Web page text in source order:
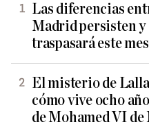
Las diferencias
Madrid persisten y
traspasará este mes
El misterio de Lalla
cómo vive ocho
de Mohamed VI